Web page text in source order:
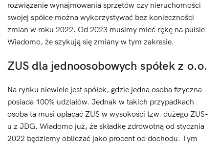
rozwiązanie wynajmowania sprzętów czy nieruchomości
swojej spółce można wykorzystywać bez konieczności
zmian w roku 2022. Od 2023 musimy mieć rękę na pulsie.
Wiadomo, że szykują się zmiany w tym zakresie.
ZUS dla jednoosobowych spółek z o.o.
Na rynku niewiele jest spółek, gdzie jedna osoba fizyczna
posiada 100% udziałów. Jednak w takich przypadkach
osoba ta musi opłacać ZUS w wysokości tzw. dużego ZUS-
u z JDG. Wiadomo już, że składkę zdrowotną od stycznia
2022 będziemy obliczać jako procent od dochodu. Tym